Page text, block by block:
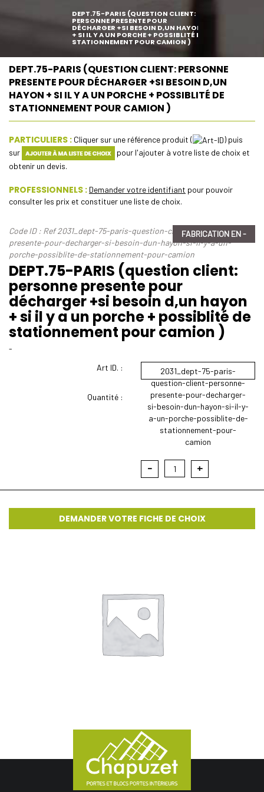
DEPT.75-PARIS (QUESTION CLIENT:
PERSONNE PRESENTE POUR
DÉCHARGER +SI BESOIN D,UN HAYON
+ SI IL Y A UN PORCHE + POSSIBLITÉ DE
STATIONNEMENT POUR CAMION )
DEPT.75-PARIS (QUESTION CLIENT: PERSONNE
PRESENTE POUR DÉCHARGER +SI BESOIN D,UN
HAYON + SI IL Y A UN PORCHE + POSSIBLITÉ DE
STATIONNEMENT POUR CAMION )
PARTICULIERS : Cliquer sur une référence produit (
) puis
sur
pour l'ajouter à votre liste de choix et
obtenir un devis.
PROFESSIONNELS : Demander votre identifiant pour pouvoir
consulter les prix et constituer une liste de choix.
Code ID : Ref 2031_dept-75-paris-question-client-personne-
presente-pour-decharger-si-besoin-dun-hayon-si-il-y-a-un-
porche-possiblite-de-stationnement-pour-camion
DEPT.75-PARIS (question client:
personne presente pour
décharger +si besoin d,un hayon
+ si il y a un porche + possiblité de
stationnement pour camion )
FABRICATION EN -
-
Art ID. :
Quantité :
2031_dept-75-paris-
question-client-personne-
presente-pour-decharger-
si-besoin-dun-hayon-si-il-y-
a-un-porche-possiblite-de-
stationnement-pour-
camion
- 1 +
DEMANDER VOTRE FICHE DE CHOIX